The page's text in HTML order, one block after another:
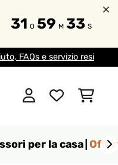
31 O 59 M 32 S
FAQs e servizio resi
per la casa